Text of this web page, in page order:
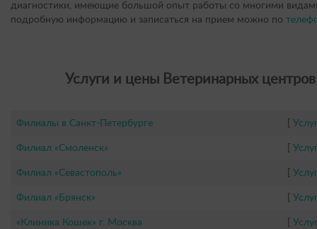
диагностики, имеющие большой опыт работы со многими
подробную информацию и записаться на прием можно по
Услуги и цены Ветеринарных
Филиалы в Санкт-Петербурге
Филиал «Смоленск»
Филиал «Севастополь»
Филиал «Брянск»
«Клиника Кошек» г. Москва